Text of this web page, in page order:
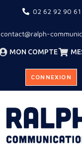
02 62 92 90 61
contact@ralph-
MON COMPTE
CONNEXION